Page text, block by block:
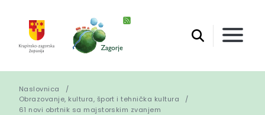
Naslovnica
Obrazovanje, kultura, šport i tehnička kultura
61 novi obrtnik sa majstorskim zvanjem